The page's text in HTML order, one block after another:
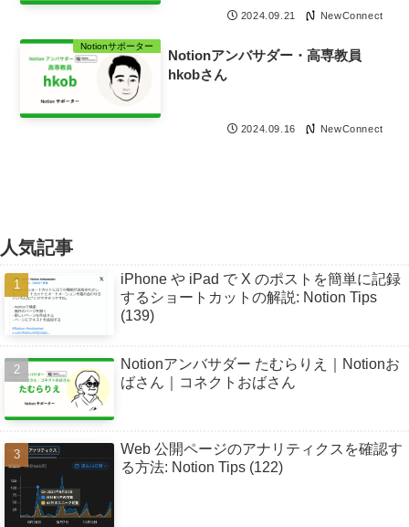
2024.09.21 NewConnect
Notionサポーター
Notionアンバサダー・高専教員
hkobさん
2024.09.16 NewConnect
人気記事
iPhone や iPad で X のポストを簡単に記録
するショートカットの解説: Notion Tips
(139)
Notionアンバサダー たむらりえ｜Notionお
ばさん｜コネクトおばさん
Web 公開ページのアナリティクスを確認す
る方法: Notion Tips (122)